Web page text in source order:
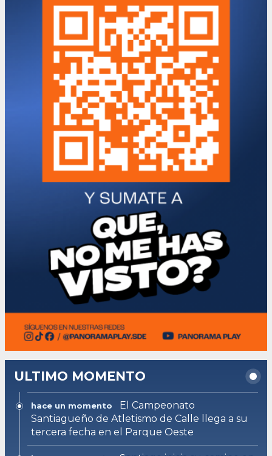
ULTIMO MOMENTO
hace un momento
El Campeonato
Santiagueño de Atletismo de Calle llega a su
tercera fecha en el Parque Oeste